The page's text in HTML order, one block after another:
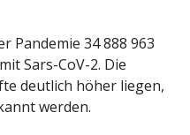
Pandemie 34 888 963
Sars-CoV-2. Die
deutlich höher liegen,
werden.